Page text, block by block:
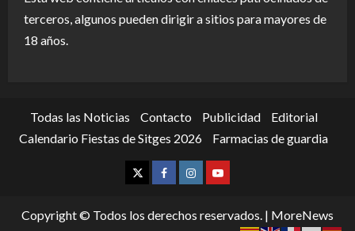
terceros, algunos pueden dirigir a sitios para mayores de
18 años.
Todas las Noticias Contacto Publicidad
Editorial
Calendario Fiestas de Sitges 2026
Farmacias de guardia
TwitterFacebook
Instagram
Youtube
Copyright © Todos los derechos reservados. | MoreNews